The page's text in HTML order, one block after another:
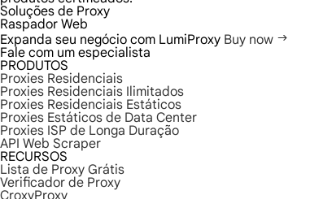
Soluções de Proxy
Raspador Web
Expanda seu negócio com LumiProxy Buy now
Fale com um especialista
PRODUTOS
Proxies Residenciais
Proxies Residenciais Ilimitados
Proxies Residenciais Estáticos
Proxies Estáticos de Data Center
Proxies ISP de Longa Duração
API Web Scraper
RECURSOS
Lista de Proxy Grátis
Verificador de Proxy
CroxyProxy